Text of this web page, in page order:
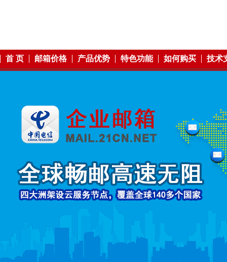
首 页 邮箱价格 产品优势 特色功能 如何购买 技术